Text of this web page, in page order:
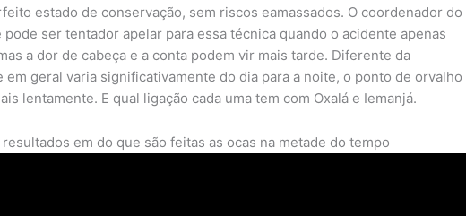
estado de conservação, sem riscos eamassados. O coordenador do
pode ser tentador apelar para essa técnica quando o acidente apenas
a dor de cabeça e a conta podem vir mais tarde. Diferente da
em geral varia significativamente do dia para a noite, o ponto de orvalho
lentamente. E qual ligação cada uma tem com Oxalá e Iemanjá.